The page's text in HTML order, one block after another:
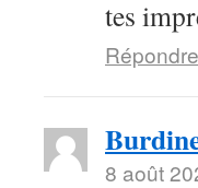
tes
Répondre
8 août